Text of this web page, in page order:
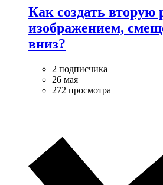
Как создать вторую
изображением,
вниз?
2 подписчика
26 мая
272 просмотра